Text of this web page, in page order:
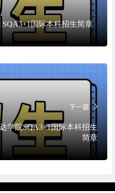
国际本科招生简章
下一篇
学院SQA3+1国际本科招生
简章